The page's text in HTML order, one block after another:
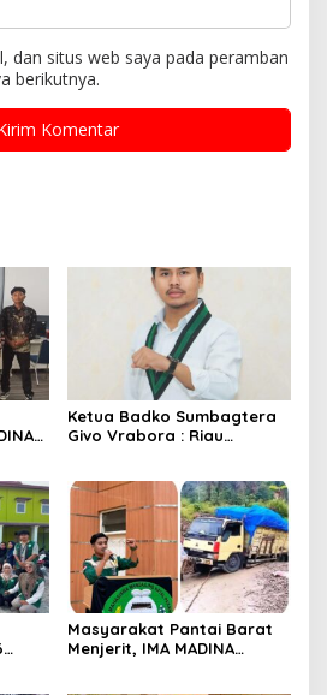
dan situs web saya pada peramban
berikutnya.
Ketua Badko Sumbagtera
Givo Vrabora : Riau
Kelola BUMD yang Bersih
dan Akuntabel
Masyarakat Pantai Barat
Menjerit, IMA MADINA